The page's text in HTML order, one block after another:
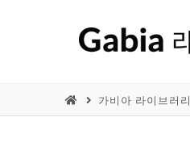
가비아 라이브러리